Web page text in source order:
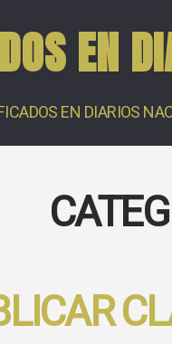
EN
EN DIARIOS